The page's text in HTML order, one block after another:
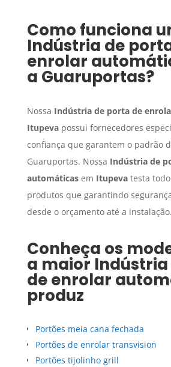
Como funciona
Indústria de
enrolar
a Guaruportas?
Nossa Indústria de porta de
Itupevapossui fornecedores
confiança que garantem o padrão
Guaruportas. Nossa Indústria de
automáticasem Itupevatesta
produtos que garantindo
desde o orçamento até a instalação.
Conheça os
a maior
de enrolar
produz
Portões meia cana fechada
Portões de enrolar transvision
Portões tijolinho grill